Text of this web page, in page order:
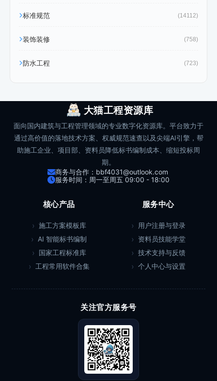
标准规范 (14112)
装饰装修 (758)
防水工程 (723)
大猫工程资源库
面向国内建筑与工程管理领域的专业数字化资源库。平台致力于
通过高价值的落地技术方案、权威规范速查以及尖端AI引擎，帮
助施工企业、项目部、资料员降低标书编制成本、缩短投标周
期。
商务与合作：bbf4031@outlook.com
服务时间：周一至周五 09:00 - 18:00
核心产品
施工方案模板库
AI 智能标书编制
国家工程标准库
工程常用软件合集
服务中心
用户注册与登录
资料员技能学堂
技术支持与反馈
个人中心与设置
关注官方服务号